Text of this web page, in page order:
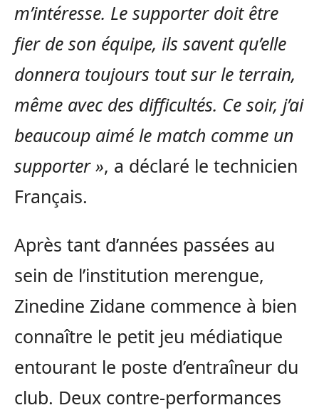
m’intéresse. Le supporter doit être
fier de son équipe, ils savent qu’elle
donnera toujours tout sur le terrain,
même avec des difficultés. Ce soir, j’ai
beaucoup aimé le match comme un
supporter », a déclaré le technicien
Français.
Après tant d’années passées au
sein de l’institution merengue,
Zinedine Zidane commence à bien
connaître le petit jeu médiatique
entourant le poste d’entraîneur du
club. Deux contre-performances